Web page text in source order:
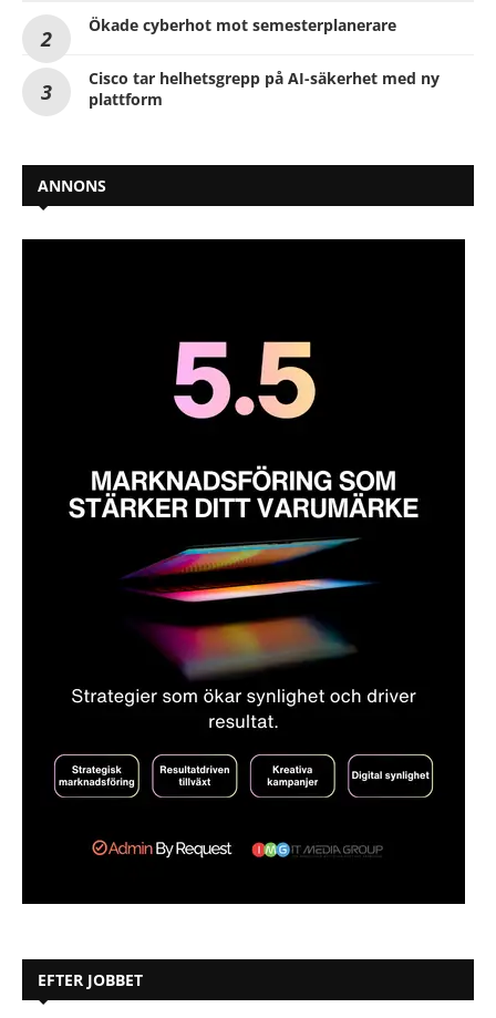
Ökade cyberhot mot semesterplanerare
Cisco tar helhetsgrepp på AI-säkerhet med ny
plattform
ANNONS
EFTER JOBBET